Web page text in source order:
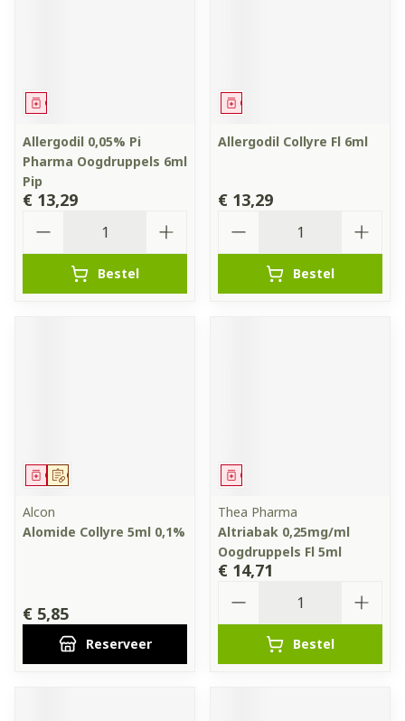
Geneesmiddel
Allergodil 0,05% Pi
Pharma Oogdruppels 6ml
Pip
€ 13,29
Bestel
Geneesmiddel
Allergodil Collyre Fl 6ml
€ 13,29
Bestel
Op voorschrift
Geneesmiddel
Alcon
Alomide Collyre 5ml 0,1%
€ 5,85
Reserveer
Geneesmiddel
Thea Pharma
Altriabak 0,25mg/ml
Oogdruppels Fl 5ml
€ 14,71
Bestel